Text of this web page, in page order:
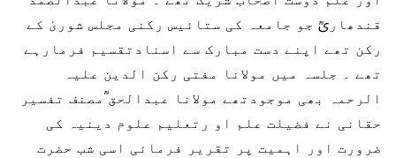
قندھاریؒ جو جامعہ کی ستائیس رکنی مجلس شوریٰ کے
رکن تھے اپنے دست مبارک سے اسنادتقسیم فرمارہے
تھے ۔ جلسہ میں مولانا مفتی رکن الدین علیہ
الرحمہ بھی موجودتھے مولانا عبدالحق ؒمصنف تفسیر
حقانی نے فضیلت علم او رتعلیم علوم دینیہ کی
ضرورت اور اہمیت پر تقریر فرمائی اسی شب حضرت